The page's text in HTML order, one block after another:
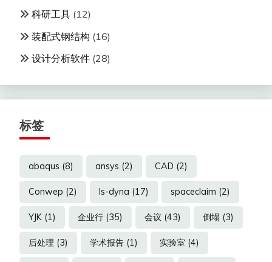
科研工具 (12)
装配式钢结构 (16)
设计分析软件 (28)
标签
abaqus (8) ansys (2) CAD (2)
Conwep (2) ls-dyna (17) spaceclaim (2)
YJK (1) 企业行 (35) 会议 (43) 倒塌 (3)
后处理 (3) 学术报告 (1) 实验室 (4)